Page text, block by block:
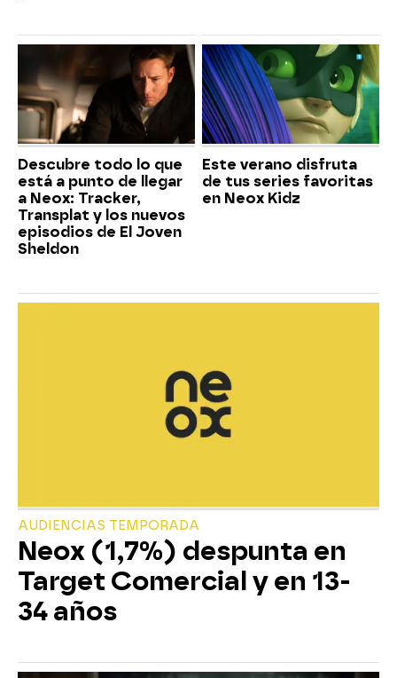
Descubre todo lo que
está a punto de llegar
a Neox: Tracker,
Transplat y los nuevos
episodios de El Joven
Sheldon
Este verano disfruta
de tus series favoritas
en Neox Kidz
AUDIENCIAS TEMPORADA
Neox (1,7%) despunta en
Target Comercial y en 13-
34 años